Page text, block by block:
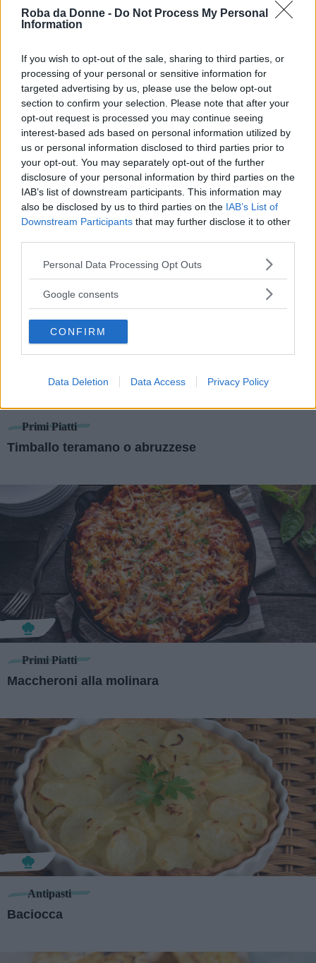
Roba da Donne - Do Not Process My Personal
Information
If you wish to opt-out of the sale, sharing to third parties, or
processing of your personal or sensitive information for
targeted advertising by us, please use the below opt-out
section to confirm your selection. Please note that after your
opt-out request is processed you may continue seeing
interest-based ads based on personal information utilized by
us or personal information disclosed to third parties prior to
your opt-out. You may separately opt-out of the further
disclosure of your personal information by third parties on the
IAB’s list of downstream participants. This information may
also be disclosed by us to third parties on the IAB’s List of
Downstream Participants that may further disclose it to other
Please note that this website/app uses one or more Google
not limited to your visit or usage behaviour. You may click to
use your data for below specified purposes in below Google
consent section.
Personal Data Processing Opt Outs
Google consents
CONFIRM
Data Deletion Data Access Privacy Policy
Primi Piatti
Ravioli di Cecina di Chivo
Primi Piatti
Timballo teramano o abruzzese
Primi Piatti
Maccheroni alla molinara
Antipasti
Baciocca